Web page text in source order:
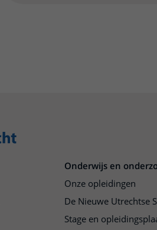
Onderwijs en
Onze opleidingen
De Nieuwe Utrechtse
Stage en